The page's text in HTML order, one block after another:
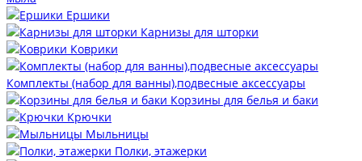
Ершики
Карнизы для шторки
Коврики
Комплекты (набор для ванны),подвесные аксессуары
Корзины для белья и баки
Крючки
Мыльницы
Полки, этажерки